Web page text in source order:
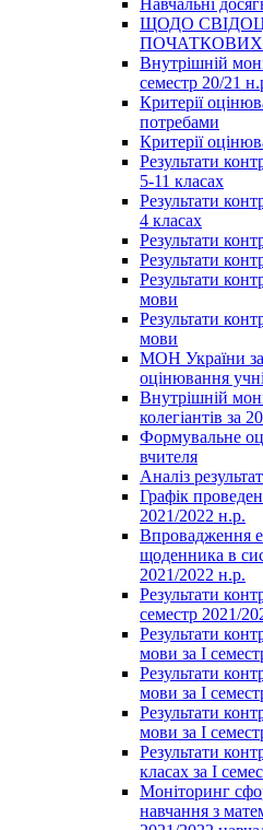
ЩОДО
Внутрішній
семестр 20/21
Критерії
потребами
Критерії
Результати
5-11 класах
Результати
4 класах
Результати
Результати
Результати
мови
Результати
мови
МОН України
оцінювання
Внутрішній
колегіантів за
Формувальне
вчителя
Аналіз
Графік
2021/2022 н.р.
Впровадження
щоденника в
2021/2022 н.р.
Результати
семестр 2021/
Результати
мови за І
Результати
мови за І
Результати
мови за І
Результати
класах за І
Моніторинг
навчання з